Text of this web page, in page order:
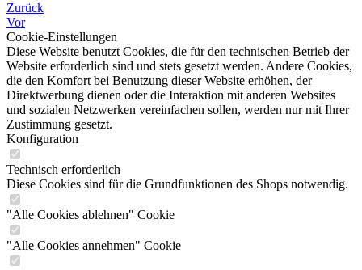
Zurück
Vor
Cookie-Einstellungen
Diese Website benutzt Cookies, die für den technischen Betrieb der
Website erforderlich sind und stets gesetzt werden. Andere Cookies,
die den Komfort bei Benutzung dieser Website erhöhen, der
Direktwerbung dienen oder die Interaktion mit anderen Websites
und sozialen Netzwerken vereinfachen sollen, werden nur mit Ihrer
Zustimmung gesetzt.
Konfiguration
Technisch erforderlich
Diese Cookies sind für die Grundfunktionen des Shops notwendig.
"Alle Cookies ablehnen" Cookie
"Alle Cookies annehmen" Cookie